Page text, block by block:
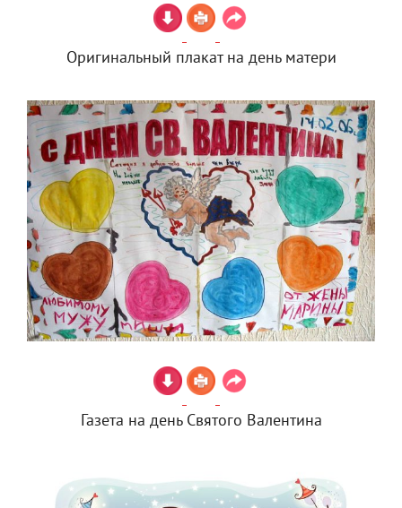
Оригинальный плакат на день матери
Газета на день Святого Валентина